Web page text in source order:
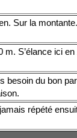
Sur la
m. S’élance ici
besoin du bon
répété